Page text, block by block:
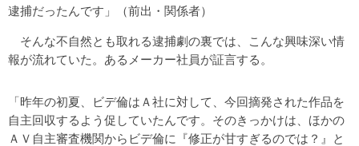
逮捕だったんです」（前出・関係者）
そんな不自然とも取れる逮捕劇の裏では、こんな興味深い情
報が流れていた。あるメーカー社員が証言する。
「昨年の初夏、ビデ倫はＡ社に対して、今回摘発された作品を
自主回収するよう促していたんです。そのきっかけは、ほかの
ＡＶ自主審査機関からビデ倫に『修正が甘すぎるのでは？』と